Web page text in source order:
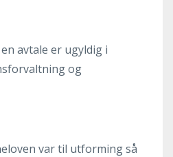
avtale er ugyldig i
og
var til utforming så